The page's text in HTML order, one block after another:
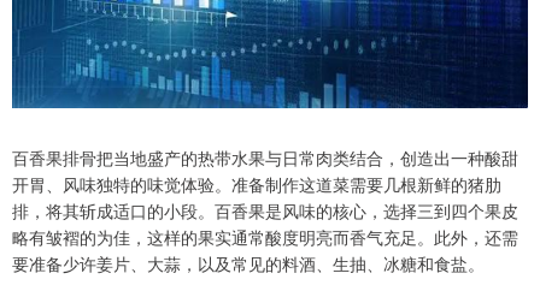
百香果排骨把当地盛产的热带水果与日常肉类结合，创造出一种酸甜
开胃、风味独特的味觉体验。准备制作这道菜需要几根新鲜的猪肋
排，将其斩成适口的小段。百香果是风味的核心，选择三到四个果皮
略有皱褶的为佳，这样的果实通常酸度明亮而香气充足。此外，还需
要准备少许姜片、大蒜，以及常见的料酒、生抽、冰糖和食盐。